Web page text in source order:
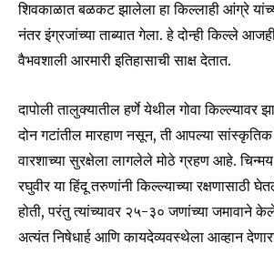
शिवकाळात बळकट झालेला हा किल्लाही आंग्रे
नंतर इंग्रजांच्या ताब्यात गेला. हे दोन्ही किल्ले आजही
वैभवशाली आरमारी इतिहासाची साक्ष देतात.
दापोली तालुक्यातील हर्णे येथील गोवा किल्ल्यावर
दोन गटांतील मारहाण नसून, ती आपल्या
वारशाच्या सुरक्षेला लागलेले मोठे ग्रहण आहे.
रघुवीर या हिंदू तरुणांनी किल्ल्याच्या रक्षणासाठी
होती, परंतु त्यांच्यावर २५-३० जणांच्या जमावाने
अत्यंत निषेधार्ह आणि कायदेव्यवस्थेला आव्हान